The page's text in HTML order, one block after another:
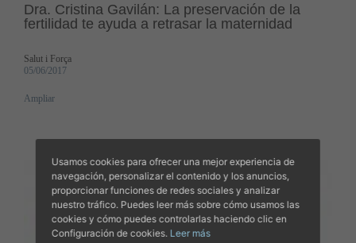
Dra. Cristina Gavilán: La preservación de la
fertilidad te ayuda a retrasar la maternidad
Salut i Força
05/06/2017
Ampliar
Usamos cookies para ofrecer una mejor experiencia de
navegación, personalizar el contenido y los anuncios,
proporcionar funciones de redes sociales y analizar
nuestro tráfico. Puedes leer más sobre cómo usamos las
cookies y cómo puedes controlarlas haciendo clic en
Configuración de cookies. Leer más